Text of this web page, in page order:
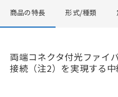
商品の特長 形式/種類
両端コネクタ付光ファイ
接続 （注2） を実現する